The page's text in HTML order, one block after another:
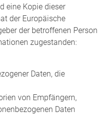
eine Kopie dieser
der Europäische
der betroffenen Person
zugestanden:
Daten, die
von Empfängern,
Daten